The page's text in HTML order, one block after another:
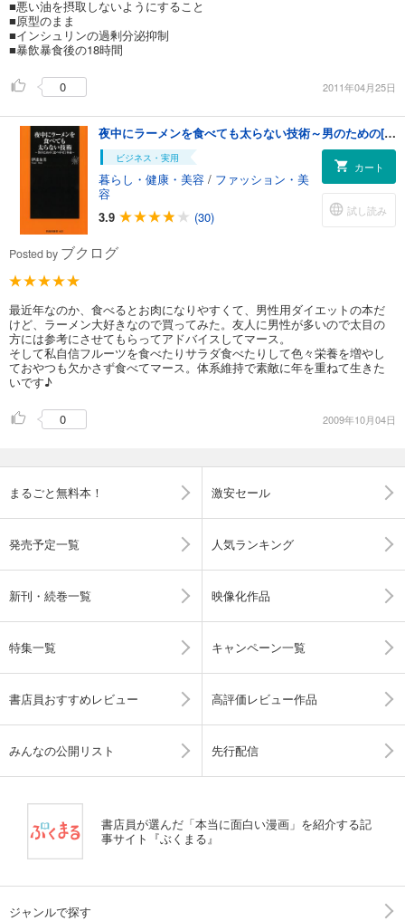
■悪い油を摂取しないようにすること
■原型のまま
■インシュリンの過剰分泌抑制
■暴飲暴食後の18時間
0 2011年04月25日
夜中にラーメンを食べても太らない技術～男のための[食べやせ]革命～
ビジネス・実用
暮らし・健康・美容 / ファッション・美
容
3.9
(30)
カート
試し読み
Posted by ブクログ
最近年なのか、食べるとお肉になりやすくて、男性用ダイエットの本だ
けど、ラーメン大好きなので買ってみた。友人に男性が多いので太目の
方には参考にさせてもらってアドバイスしてマース。
そして私自信フルーツを食べたりサラダ食べたりして色々栄養を増やし
ておやつも欠かさず食べてマース。体系維持で素敵に年を重ねて生きた
いです♪
0 2009年10月04日
まるごと無料本！ 激安セール
発売予定一覧 人気ランキング
新刊・続巻一覧 映像化作品
特集一覧 キャンペーン一覧
書店員おすすめレビュー 高評価レビュー作品
みんなの公開リスト 先行配信
書店員が選んだ「本当に面白い漫画」を紹介する記
事サイト『ぶくまる』
ジャンルで探す